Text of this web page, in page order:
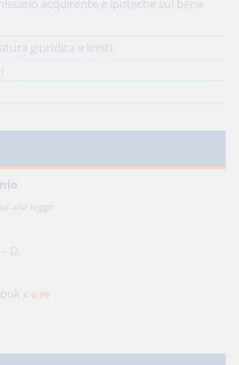
acquirente e ipoteche sul bene
giuridica e limiti
alla legge
D.
€ 6,99